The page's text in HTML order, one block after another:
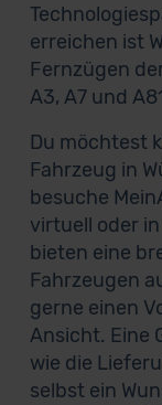
erreichen ist
Fernzügen
A3, A7 und
Du möchtest
Fahrzeug in
besuche
virtuell oder
bieten eine
Fahrzeugen
gerne einen
Ansicht. Eine
wie die
selbst ein